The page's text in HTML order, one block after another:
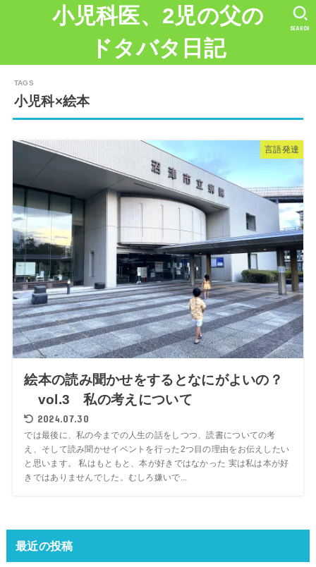
小児科医、2児の父の
ドタバタ日記
SEARCH
小児科×絵本
言語発達
絵本の読み聞かせをするとなにがよいの？
vol.3 私の考えについて
2024.07.30
では最後に、私の今までの人生の話をしつつ、読書についての考
え、そして読み聞かせイベントを行った2つ目の理由をお伝えしたい
と思います。 私はもともと、本が好きではなかった 実は私は本が好
きではありませんでした。むしろ嫌いで...
最近の投稿